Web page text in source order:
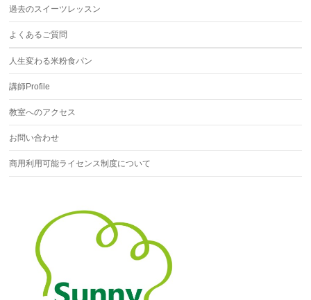
過去のスイーツレッスン
よくあるご質問
人生変わる米粉食パン
講師Profile
教室へのアクセス
お問い合わせ
商用利用可能ライセンス制度について